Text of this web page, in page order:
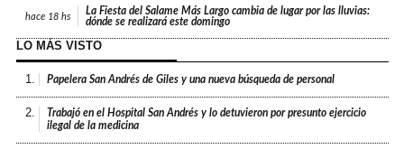
hace 18 hs
La Fiesta del Salame Más Largo cambia de lugar por las lluvias:
dónde se realizará este domingo
LO MÁS VISTO
1. Papelera San Andrés de Giles y una nueva búsqueda de personal
2.
Trabajó en el Hospital San Andrés y lo detuvieron por presunto ejercicio
ilegal de la medicina